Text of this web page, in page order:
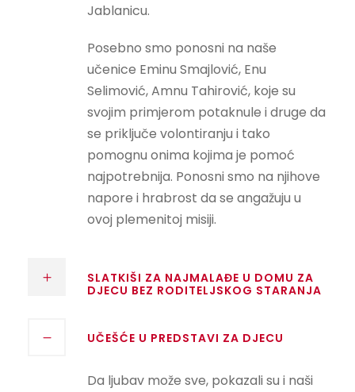
Jablanicu.
Posebno smo ponosni na naše
učenice Eminu Smajlović, Enu
Selimović, Amnu Tahirović, koje su
svojim primjerom potaknule i druge da
se priključe volontiranju i tako
pomognu onima kojima je pomoć
najpotrebnija. Ponosni smo na njihove
napore i hrabrost da se angažuju u
ovoj plemenitoj misiji.
SLATKIŠI ZA NAJMALAĐE U DOMU ZA
DJECU BEZ RODITELJSKOG STARANJA
UČEŠĆE U PREDSTAVI ZA DJECU
Da ljubav može sve, pokazali su i naši